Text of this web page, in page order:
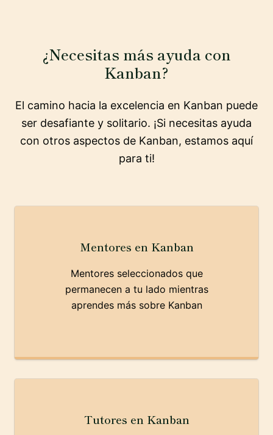
¿Necesitas más ayuda con
Kanban?
El camino hacia la excelencia en Kanban puede
ser desafiante y solitario. ¡Si necesitas ayuda
con otros aspectos de Kanban, estamos aquí
para ti!
Mentores en Kanban
Mentores seleccionados que
permanecen a tu lado mientras
aprendes más sobre Kanban
Tutores en Kanban